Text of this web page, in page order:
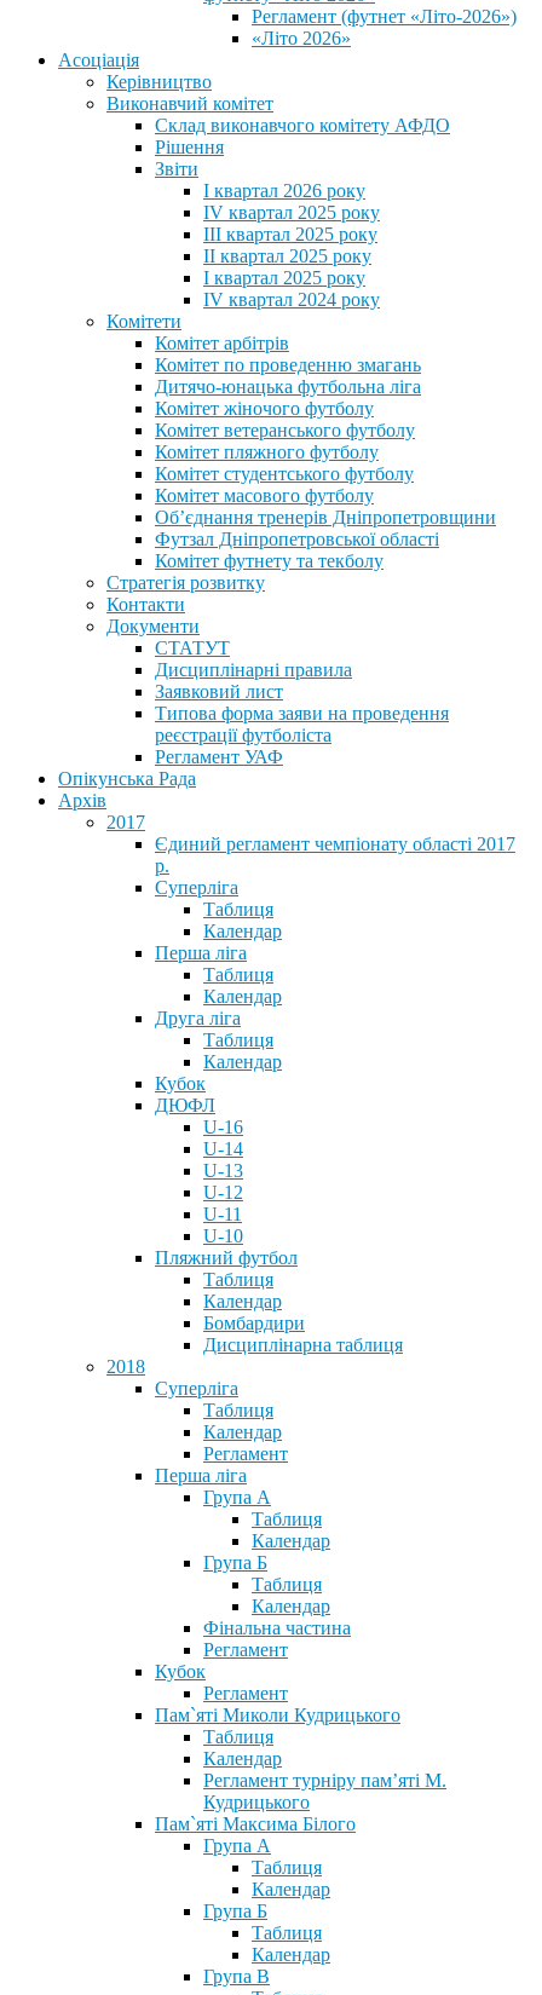
Регламент (футнет «Літо-2026»)
«Літо 2026»
Асоціація
Керівництво
Виконавчий комітет
Склад виконавчого комітету АФДО
Рішення
Звіти
I квартал 2026 року
IV квартал 2025 року
III квартал 2025 року
II квартал 2025 року
I квартал 2025 року
IV квартал 2024 року
Комітети
Комітет арбітрів
Комітет по проведенню змагань
Дитячо-юнацька футбольна ліга
Комітет жіночого футболу
Комітет ветеранського футболу
Комітет пляжного футболу
Комітет студентського футболу
Комітет масового футболу
Обʼєднання тренерів Дніпропетровщини
Футзал Дніпропетровської області
Комітет футнету та текболу
Стратегія розвитку
Контакти
Документи
СТАТУТ
Дисциплінарні правила
Заявковий лист
Типова форма заяви на проведення
реєстрації футболіста
Регламент УАФ
Опікунська Рада
Архів
2017
Єдиний регламент чемпіонату області 2017
р.
Суперліга
Таблиця
Календар
Перша ліга
Таблиця
Календар
Друга ліга
Таблиця
Календар
Кубок
ДЮФЛ
U-16
U-14
U-13
U-12
U-11
U-10
Пляжний футбол
Таблиця
Календар
Бомбардири
Дисциплінарна таблиця
2018
Суперліга
Таблиця
Календар
Регламент
Перша ліга
Група А
Таблиця
Календар
Група Б
Таблиця
Календар
Фінальна частина
Регламент
Кубок
Регламент
Пам`яті Миколи Кудрицького
Таблиця
Календар
Регламент турніру пам’яті М.
Кудрицького
Пам`яті Максима Білого
Група А
Таблиця
Календар
Група Б
Таблиця
Календар
Група В